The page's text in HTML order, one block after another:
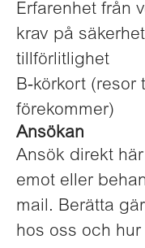
Erfarenhet från
krav på
tillförlitlighet
B‑körkort
förekommer)
Ansökan
Ansök direkt
emot eller
mail. Berätta
hos oss och